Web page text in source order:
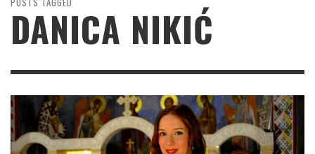
DANICA NIKIĆ